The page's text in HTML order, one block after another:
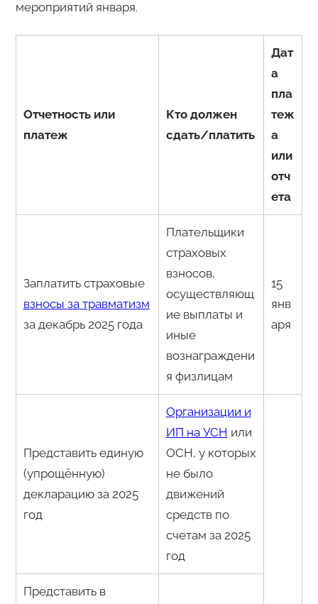
мероприятий января.
Отчетность или
платеж
Кто должен
сдать/платить
Дат
а
пла
теж
а
или
отч
ета
Заплатить страховые
взносы за травматизм
за декабрь 2025 года
Плательщики
страховых
взносов,
осуществляющ
ие выплаты и
иные
вознаграждени
я физлицам
15
янв
аря
Представить единую
(упрощённую)
декларацию за 2025
год
Организации и
ИП на УСН или
ОСН, у которых
не было
движений
средств по
счетам за 2025
год
Представить в